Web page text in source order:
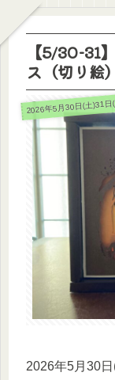
【5/30-31
ス（切り絵）
2026年5月30日(土)31日
2026年5月30